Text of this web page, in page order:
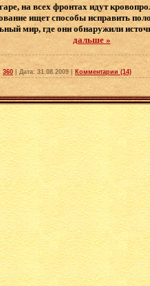
на всех фронтах идут
ищет способы исправить
мир, где они обнаружили
дальше »
360 Дата: 31.08.2009 Комментарии (14)